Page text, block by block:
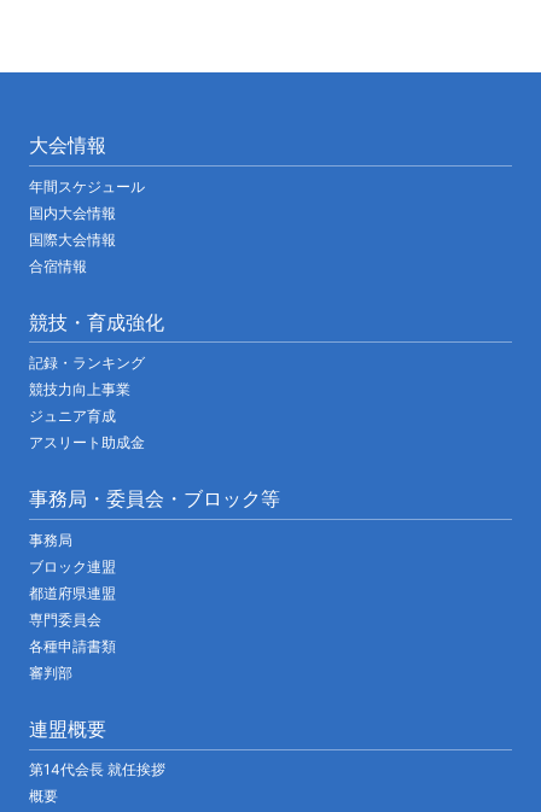
大会情報
年間スケジュール
国内大会情報
国際大会情報
合宿情報
競技・育成強化
記録・ランキング
競技力向上事業
ジュニア育成
アスリート助成金
事務局・委員会・ブロック等
事務局
ブロック連盟
都道府県連盟
専門委員会
各種申請書類
審判部
連盟概要
第14代会長 就任挨拶
概要